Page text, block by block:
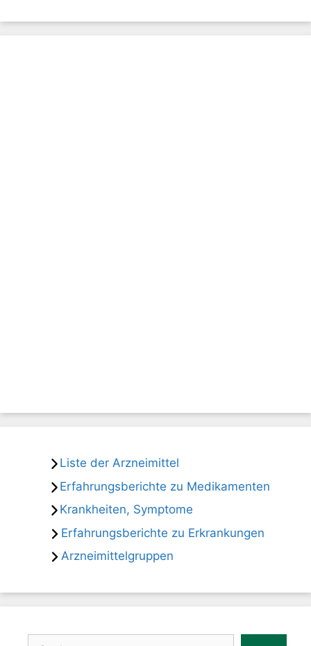
Liste der Arzneimittel
Erfahrungsberichte zu Medikamenten
Krankheiten, Symptome
Erfahrungsberichte zu Erkrankungen
Arzneimittelgruppen
Suchen